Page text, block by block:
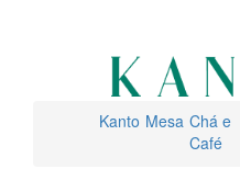
Kanto Mesa Chá e
Café